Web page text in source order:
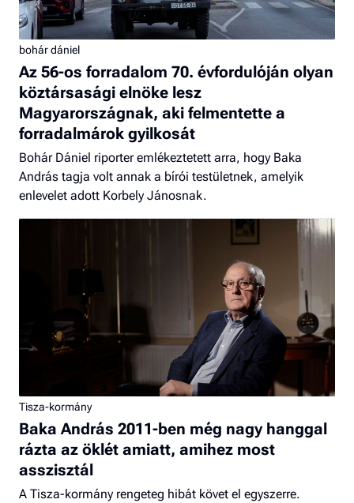
bohár dániel
Az 56-os forradalom 70. évfordulóján olyan
köztársasági elnöke lesz
Magyarországnak, aki felmentette a
forradalmárok gyilkosát
Bohár Dániel riporter emlékeztetett arra, hogy Baka
András tagja volt annak a bírói testületnek, amelyik
enlevelet adott Korbely Jánosnak.
Tisza-kormány
Baka András 2011-ben még nagy hanggal
rázta az öklét amiatt, amihez most
asszisztál
A Tisza-kormány rengeteg hibát követ el egyszerre.